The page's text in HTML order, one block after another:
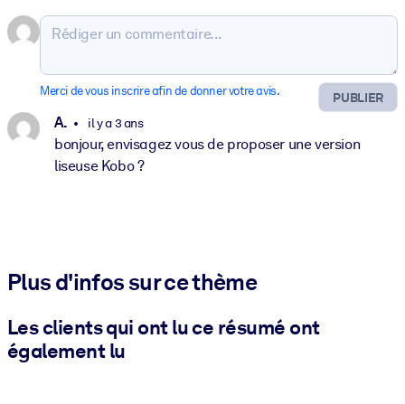
PUBLIER
Merci de vous inscrire afin de donner votre avis.
A. il y a 3 ans
bonjour, envisagez vous de proposer une version
liseuse Kobo ?
Plus d'infos sur ce thème
Les clients qui ont lu ce résumé ont
également lu